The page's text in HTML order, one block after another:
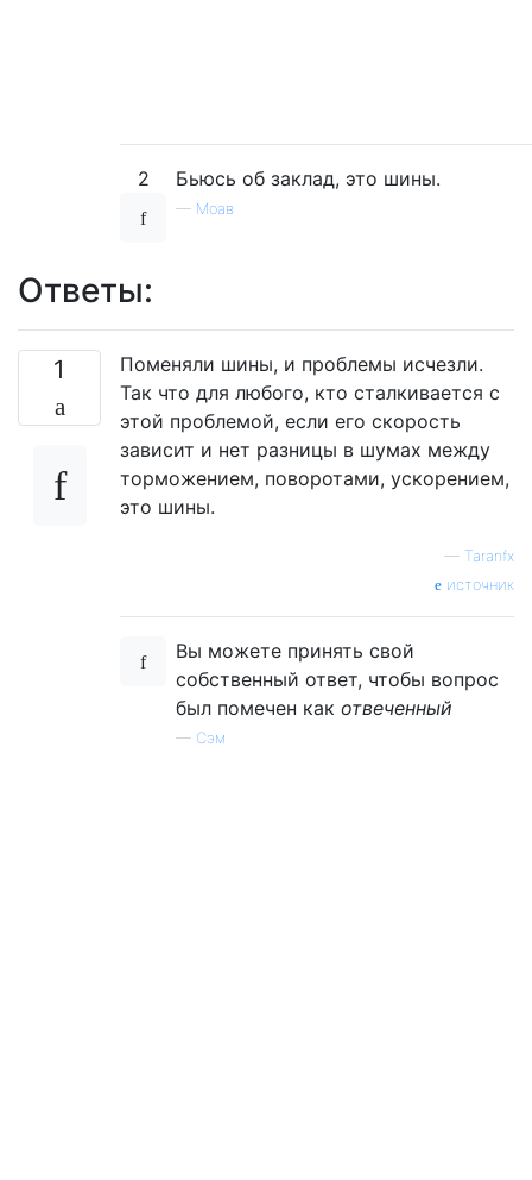
2 Бьюсь об заклад, это шины.
— Моав
Ответы:
1
Поменяли шины, и проблемы исчезли.
Так что для любого, кто сталкивается с
этой проблемой, если его скорость
зависит и нет разницы в шумах между
торможением, поворотами, ускорением,
это шины.
— Taranfx
источник
Вы можете принять свой
собственный ответ, чтобы вопрос
был помечен как отвеченный
— Сэм